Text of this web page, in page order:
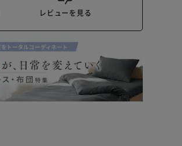
レビューを見る